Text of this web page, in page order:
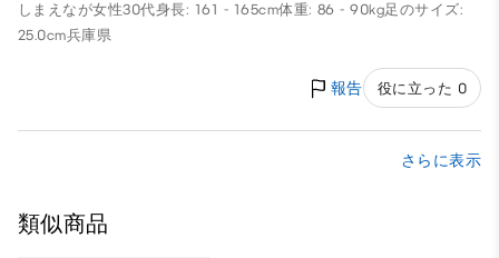
しまえなが女性30代身長: 161 - 165cm体重: 86 - 90kg足のサイズ:
25.0cm兵庫県
報告 役に立った 0
さらに表示
類似商品